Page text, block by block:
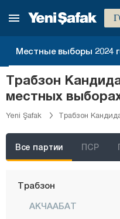
Местные выборы 2024
Трабзон
местных
Yeni Şafak Трабзон
Все партии ПСР
Самсун
Шанлыурфа
Сиирт
Синоп
Шырнак
Сивас
Токат
Трабзон
АКЧААБАТ